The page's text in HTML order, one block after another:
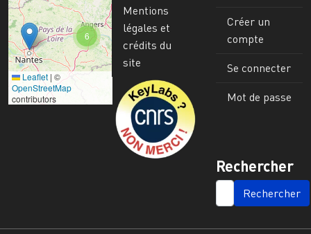
6
Leaflet | ©
OpenStreetMap
contributors
Mentions
légales et
crédits du
site
Image
Créer un
compte
Se connecter
Mot de passe
Rechercher
SEARCH